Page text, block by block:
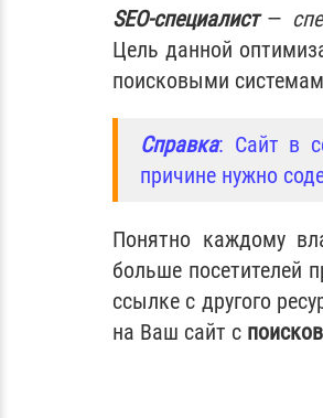
SEO-специалист—
Цель данной
поисковыми
Справка: Сайт в
причине нужно
Понятно каждому
больше посетителей
ссылке с другого
на Ваш сайт с